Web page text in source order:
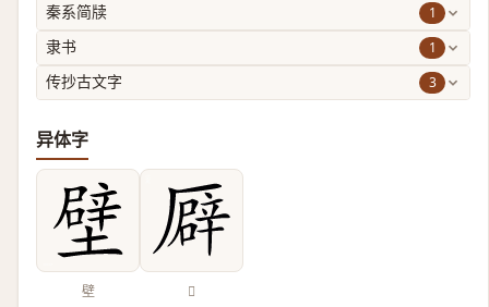
秦系简牍 1
隶书 1
传抄古文字 3
异体字
壁 𠪮